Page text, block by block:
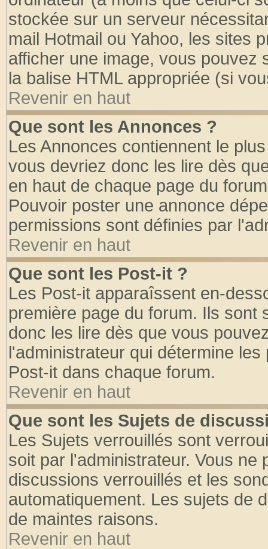
stockée sur un serveur
mail Hotmail ou Yahoo, les sites
afficher une image, vous pouvez
la balise HTML appropriée (si
Revenir en haut
Que sont les Annonces ?
Les Annonces contiennent le
vous devriez donc les lire dès
en haut de chaque page du
Pouvoir poster une annonce
permissions sont définies par
Revenir en haut
Que sont les Post-it ?
Les Post-it apparaîssent en-
première page du forum. Ils
donc les lire dès que vous
l'administrateur qui détermine
Post-it dans chaque forum.
Revenir en haut
Que sont les Sujets de
Les Sujets verrouillés sont
soit par l'administrateur. Vous
discussions verrouillés et les
automatiquement. Les sujets de
de maintes raisons.
Revenir en haut